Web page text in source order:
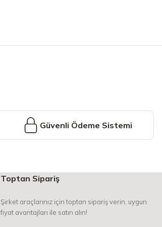
Güvenli Ödeme Sistemi
Toptan Sipariş
Şirket araçlarınız için toptan sipariş verin, uygun
fiyat avantajları ile satın alın!